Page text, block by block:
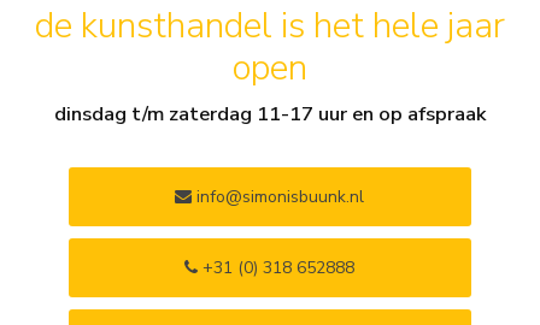
de kunsthandel is het hele jaar
open
dinsdag t/m zaterdag 11-17 uur en op afspraak
info@simonisbuunk.nl
+31 (0) 318 652888